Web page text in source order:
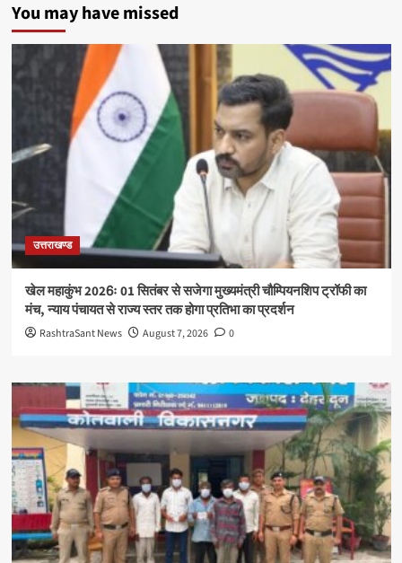
You may have missed
उत्तराखण्ड
खेल महाकुंभ 2026ः 01 सितंबर से सजेगा मुख्यमंत्री चौम्पियनशिप ट्रॉफी का
मंच, न्याय पंचायत से राज्य स्तर तक होगा प्रतिभा का प्रदर्शन
RashtraSant News August 7, 2026 0